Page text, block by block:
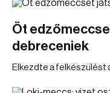
Öt
debreceniek
Elkezdte a felkészülést